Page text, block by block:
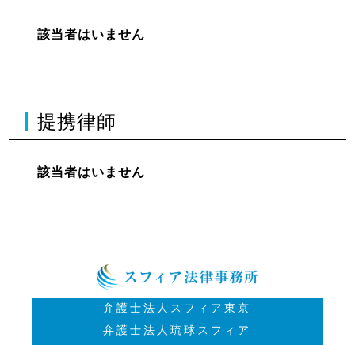
該当者はいません
提携律師
該当者はいません
弁護士法人スフィア東京
弁護士法人琉球スフィア